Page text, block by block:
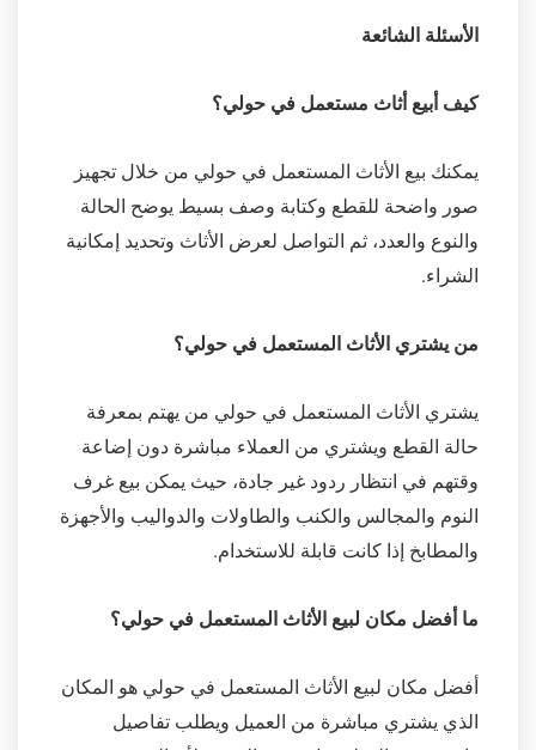
الأسئلة الشائعة
كيف أبيع أثاث مستعمل في حولي؟
يمكنك بيع الأثاث المستعمل في حولي من خلال تجهيز
صور واضحة للقطع وكتابة وصف بسيط يوضح الحالة
والنوع والعدد، ثم التواصل لعرض الأثاث وتحديد إمكانية
الشراء.
من يشتري الأثاث المستعمل في حولي؟
يشتري الأثاث المستعمل في حولي من يهتم بمعرفة
حالة القطع ويشتري من العملاء مباشرة دون إضاعة
وقتهم في انتظار ردود غير جادة، حيث يمكن بيع غرف
النوم والمجالس والكنب والطاولات والدواليب والأجهزة
والمطابخ إذا كانت قابلة للاستخدام.
ما أفضل مكان لبيع الأثاث المستعمل في حولي؟
أفضل مكان لبيع الأثاث المستعمل في حولي هو المكان
الذي يشتري مباشرة من العميل ويطلب تفاصيل